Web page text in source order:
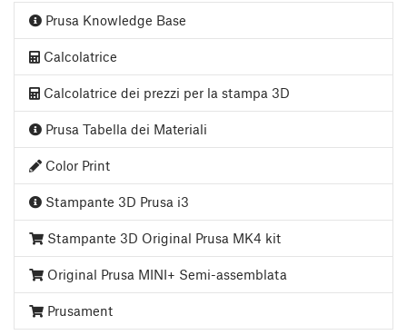
Prusa Knowledge Base
Calcolatrice
Calcolatrice dei prezzi per la stampa 3D
Prusa Tabella dei Materiali
Color Print
Stampante 3D Prusa i3
Stampante 3D Original Prusa MK4 kit
Original Prusa MINI+ Semi-assemblata
Prusament